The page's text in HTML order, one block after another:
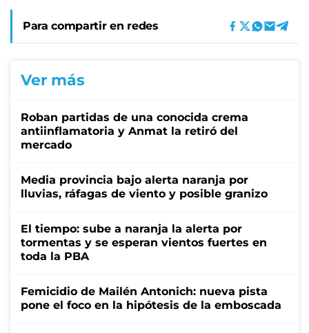
Para compartir en redes
Ver más
Roban partidas de una conocida crema
antiinflamatoria y Anmat la retiró del
mercado
Media provincia bajo alerta naranja por
lluvias, ráfagas de viento y posible granizo
El tiempo: sube a naranja la alerta por
tormentas y se esperan vientos fuertes en
toda la PBA
Femicidio de Mailén Antonich: nueva pista
pone el foco en la hipótesis de la emboscada